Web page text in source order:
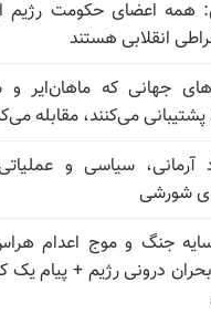
همه اعضای حکومت رژیم
انقلابی هستند
جهانی که ماهان‌ایر و
پشتیبانی می‌کنند، مقابله
شورشی
جنگ و موج اعدام
درونی رژیم + پیام یک